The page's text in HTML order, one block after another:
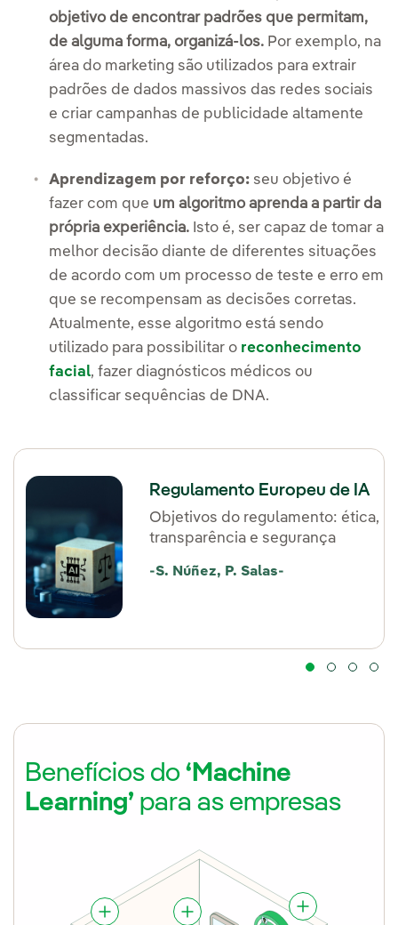
objetivo de encontrar padrões que permitam,
de alguma forma, organizá-los. Por exemplo, na
área do marketing são utilizados para extrair
padrões de dados massivos das redes sociais
e criar campanhas de publicidade altamente
segmentadas.
Aprendizagem por reforço: seu objetivo é
fazer com que um algoritmo aprenda a partir da
própria experiência. Isto é, ser capaz de tomar a
melhor decisão diante de diferentes situações
de acordo com um processo de teste e erro em
que se recompensam as decisões corretas.
Atualmente, esse algoritmo está sendo
utilizado para possibilitar o reconhecimento
facial, fazer diagnósticos médicos ou
classificar sequências de DNA.
Regulamento Europeu de IA
Objetivos do regulamento: ética,
transparência e segurança
-S. Núñez, P. Salas-
Benefícios do ‘Machine
Learning’ para as empresas